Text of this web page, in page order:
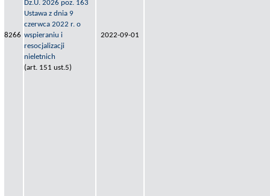
8266
Dz.U. 2026 poz. 163
Ustawa z dnia 9
czerwca 2022 r. o
wspieraniu i
resocjalizacji
nieletnich
(art. 151 ust.5)
2022-09-01